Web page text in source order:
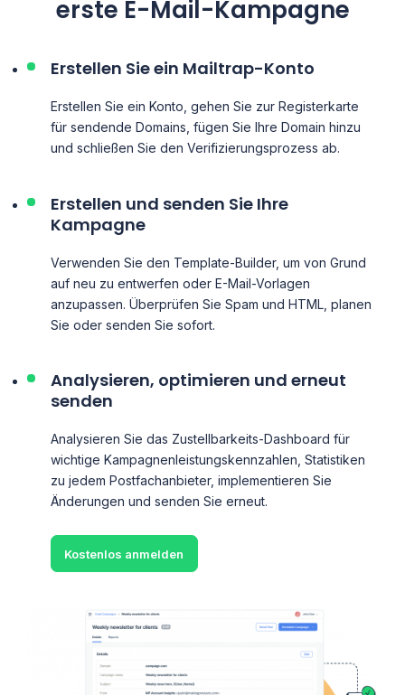
erste E-Mail-Kampagne
Erstellen Sie ein Mailtrap-Konto
Erstellen Sie ein Konto, gehen Sie zur Registerkarte
für sendende Domains, fügen Sie Ihre Domain hinzu
und schließen Sie den Verifizierungsprozess ab.
Erstellen und senden Sie Ihre
Kampagne
Verwenden Sie den Template-Builder, um von Grund
auf neu zu entwerfen oder E-Mail-Vorlagen
anzupassen. Überprüfen Sie Spam und HTML, planen
Sie oder senden Sie sofort.
Analysieren, optimieren und erneut
senden
Analysieren Sie das Zustellbarkeits-Dashboard für
wichtige Kampagnenleistungskennzahlen, Statistiken
zu jedem Postfachanbieter, implementieren Sie
Änderungen und senden Sie erneut.
Kostenlos anmelden